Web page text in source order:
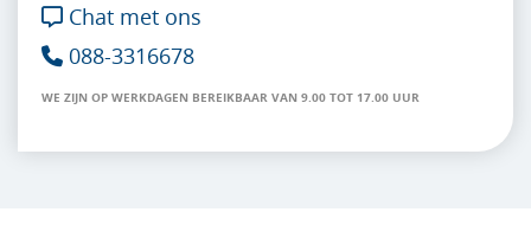
 Chat met ons
 088-3316678
WE ZIJN OP WERKDAGEN BEREIKBAAR VAN 9.00 TOT 17.00 UUR